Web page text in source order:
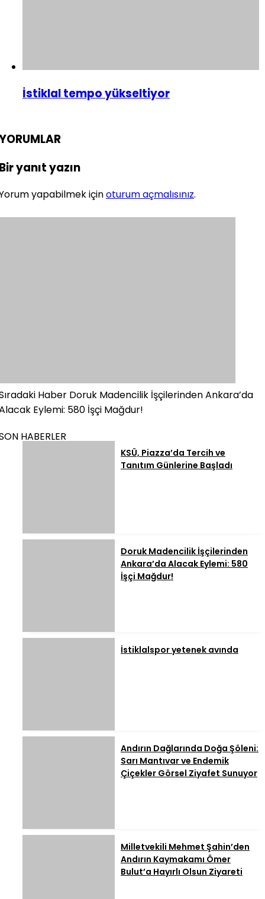
İstiklal tempo yükseltiyor
yanıt yazın
yapabilmek içinoturum açmalısınız.
Haber Doruk Madencilik İşçilerinden Ankara’da
Eylemi: 580 İşçi Mağdur!
HABERLER
KSÜ, Piazza’da Tercih ve
Tanıtım Günlerine Başladı
Doruk Madencilik İşçilerinden
Ankara’da Alacak Eylemi: 580
İşçi Mağdur!
İstiklalspor yetenek avında
Andırın Dağlarında Doğa Şöleni:
Sarı Mantıvar ve Endemik
Çiçekler Görsel Ziyafet Sunuyor
Milletvekili Mehmet Şahin’den
Andırın Kaymakamı Ömer
Bulut’a Hayırlı Olsun Ziyareti